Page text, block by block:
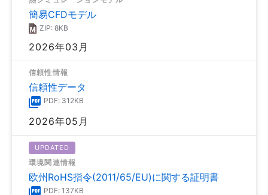
簡易CFDモデル
ZIP: 8KB
2026年03月
信頼性情報
信頼性データ
PDF: 312KB
2026年05月
UPDATED
環境関連情報
欧州RoHS指令(2011/65/EU)に関する証明書
PDF: 137KB